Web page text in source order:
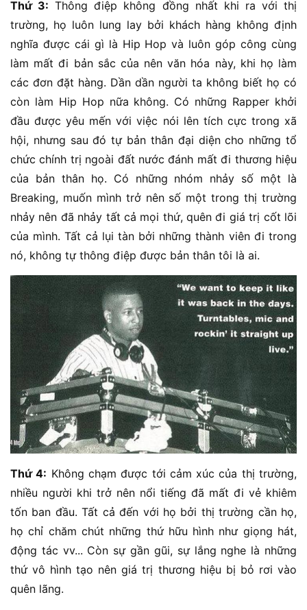
Thứ 3: Thông điệp không đồng nhất khi ra với thị
trường, họ luôn lung lay bởi khách hàng không định
nghĩa được cái gì là Hip Hop và luôn góp công cùng
làm mất đi bản sắc của nên văn hóa này, khi họ làm
các đơn đặt hàng. Dần dần người ta không biết họ có
còn làm Hip Hop nữa không. Có những Rapper khởi
đầu được yêu mến với việc nói lên tích cực trong xã
hội, nhưng sau đó tự bản thân đại diện cho những tổ
chức chính trị ngoài đất nước đánh mất đi thương hiệu
của bản thân họ. Có những nhóm nhảy số một là
Breaking, muốn mình trở nên số một trong thị trường
nhảy nên đã nhảy tất cả mọi thứ, quên đi giá trị cốt lõi
của mình. Tất cả lụi tàn bởi những thành viên đi trong
nó, không tự thông điệp được bản thân tôi là ai.
Thứ 4: Không chạm được tới cảm xúc của thị trường,
nhiều người khi trở nên nổi tiếng đã mất đi vẻ khiêm
tốn ban đầu. Tất cả đến với họ bởi thị trường cần họ,
họ chỉ chăm chút những thứ hữu hình như giọng hát,
động tác vv... Còn sự gần gũi, sự lắng nghe là những
thứ vô hình tạo nên giá trị thương hiệu bị bỏ rơi vào
quên lãng.